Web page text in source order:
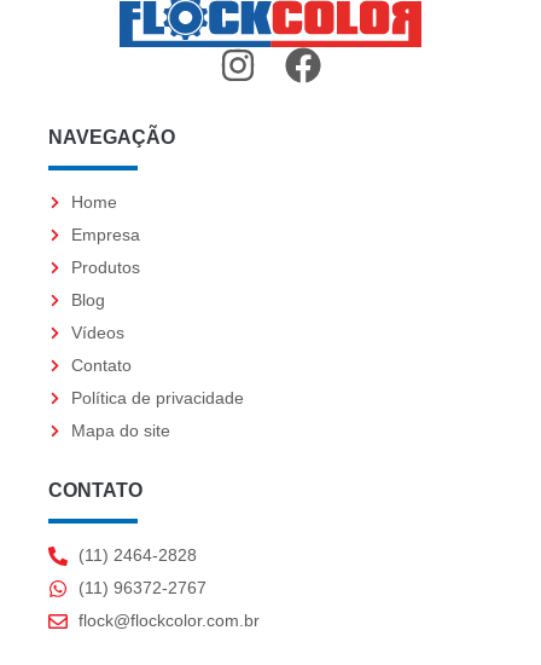
I
F
NAVEGAÇÃO
Home
Empresa
Produtos
Blog
Vídeos
Contato
Política de privacidade
Mapa do site
CONTATO
(11) 2464-2828
(11) 96372-2767
flock@flockcolor.com.br